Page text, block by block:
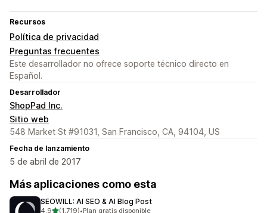
Recursos
Política de privacidad
Preguntas frecuentes
Este desarrollador no ofrece soporte técnico directo en
Español.
Desarrollador
ShopPad Inc.
Sitio web
548 Market St #91031, San Francisco, CA, 94104, US
Fecha de lanzamiento
5 de abril de 2017
Más aplicaciones como esta
SEOWILL: AI SEO & AI Blog Post
4.9de 5 estrellas
(1,719)•Plan gratis disponible